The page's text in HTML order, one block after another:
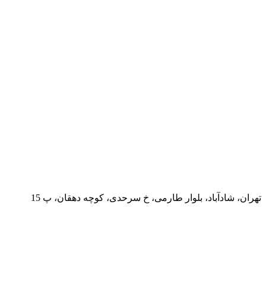
تهران، شادآباد، بلوار طارمی، خ سرحدی، کوچه دهقان، پ 15